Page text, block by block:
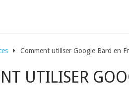
Comment utiliser Google Bard en
UTILISER